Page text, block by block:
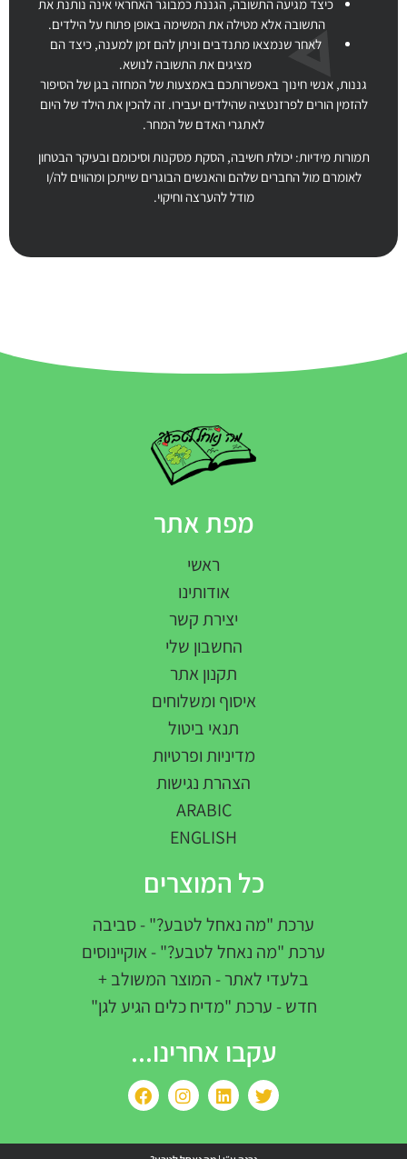
כיצד מגיעה התשובה, הגננת כמבוגר האחראי אינה נותנת את
התשובה אלא מטילה את המשימה באופן פתוח על הילדים.
לאחר שנמצאו מתנדבים וניתן להם זמן למענה, כיצד הם
מציגים את התשובה לנושא.
גננות, אנשי חינוך באפשרותכם באמצעות של המחזה בגן של הסיפור
להזמין הורים לפרזנטציה שהילדים יעבירו. זה להכין את הילד של היום
לאתגרי האדם של המחר.
תמורות מידיות: יכולת חשיבה, הסקת מסקנות וסיכומם ובעיקר הבטחון
לאומרם מול החברים שלהם והאנשים הבוגרים שייתכן ומהווים לה/ו
מודל להערצה וחיקוי.
מפת אתר
ראשי
אודותינו
יצירת קשר
החשבון שלי
תקנון אתר
איסוף ומשלוחים
תנאי ביטול
מדיניות ופרטיות
הצהרת נגישות
ARABIC
ENGLISH
כל המוצרים
ערכת "מה נאחל לטבע?" - סביבה
ערכת "מה נאחל לטבע?" - אוקיינוסים
בלעדי לאתר - המוצר המשולב +
חדש - ערכת "מדיח כלים הגיע לגן"
עקבו אחרינו...